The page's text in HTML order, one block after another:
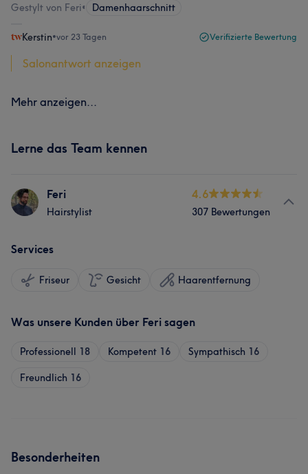
Gestylt von Feri• Damenhaarschnitt
Kerstin•vor 23 Tagen Verifizierte Bewertung
Salonantwort anzeigen
Mehr anzeigen...
Lerne das Team kennen
Feri
Hairstylist
4.6
307 Bewertungen
Services
Friseur Gesicht Haarentfernung
Was unsere Kunden über Feri sagen
Professionell 18 Kompetent 16 Sympathisch 16
Freundlich 16
Besonderheiten